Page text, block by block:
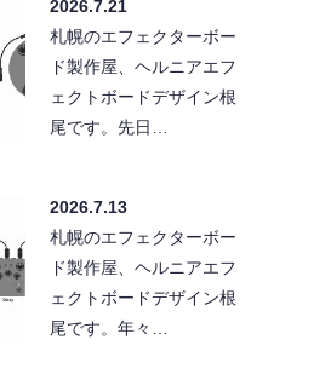
2026.7.21
札幌のエフェクターボー
ド製作屋、ヘルニアエフ
ェクトボードデザイン根
尾です。先日…
2026.7.13
札幌のエフェクターボー
ド製作屋、ヘルニアエフ
ェクトボードデザイン根
尾です。年々…